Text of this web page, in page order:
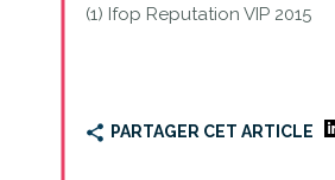
(1) Ifop Reputation VIP 2015
PARTAGER CET ARTICLE